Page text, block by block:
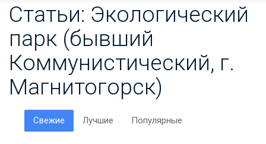
Статьи: Экологический
парк (бывший
Коммунистический, г.
Магнитогорск)
Свежие Лучшие Популярные